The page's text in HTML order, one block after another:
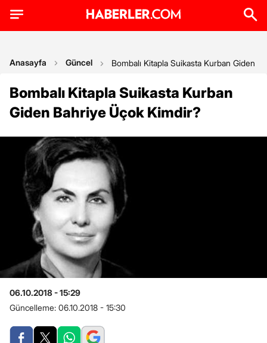
Anasayfa Güncel Bombalı Kitapla Suikasta Kurban Giden
Bombalı Kitapla Suikasta Kurban
Giden Bahriye Üçok Kimdir?
06.10.2018 - 15:29
Güncelleme: 06.10.2018 - 15:30